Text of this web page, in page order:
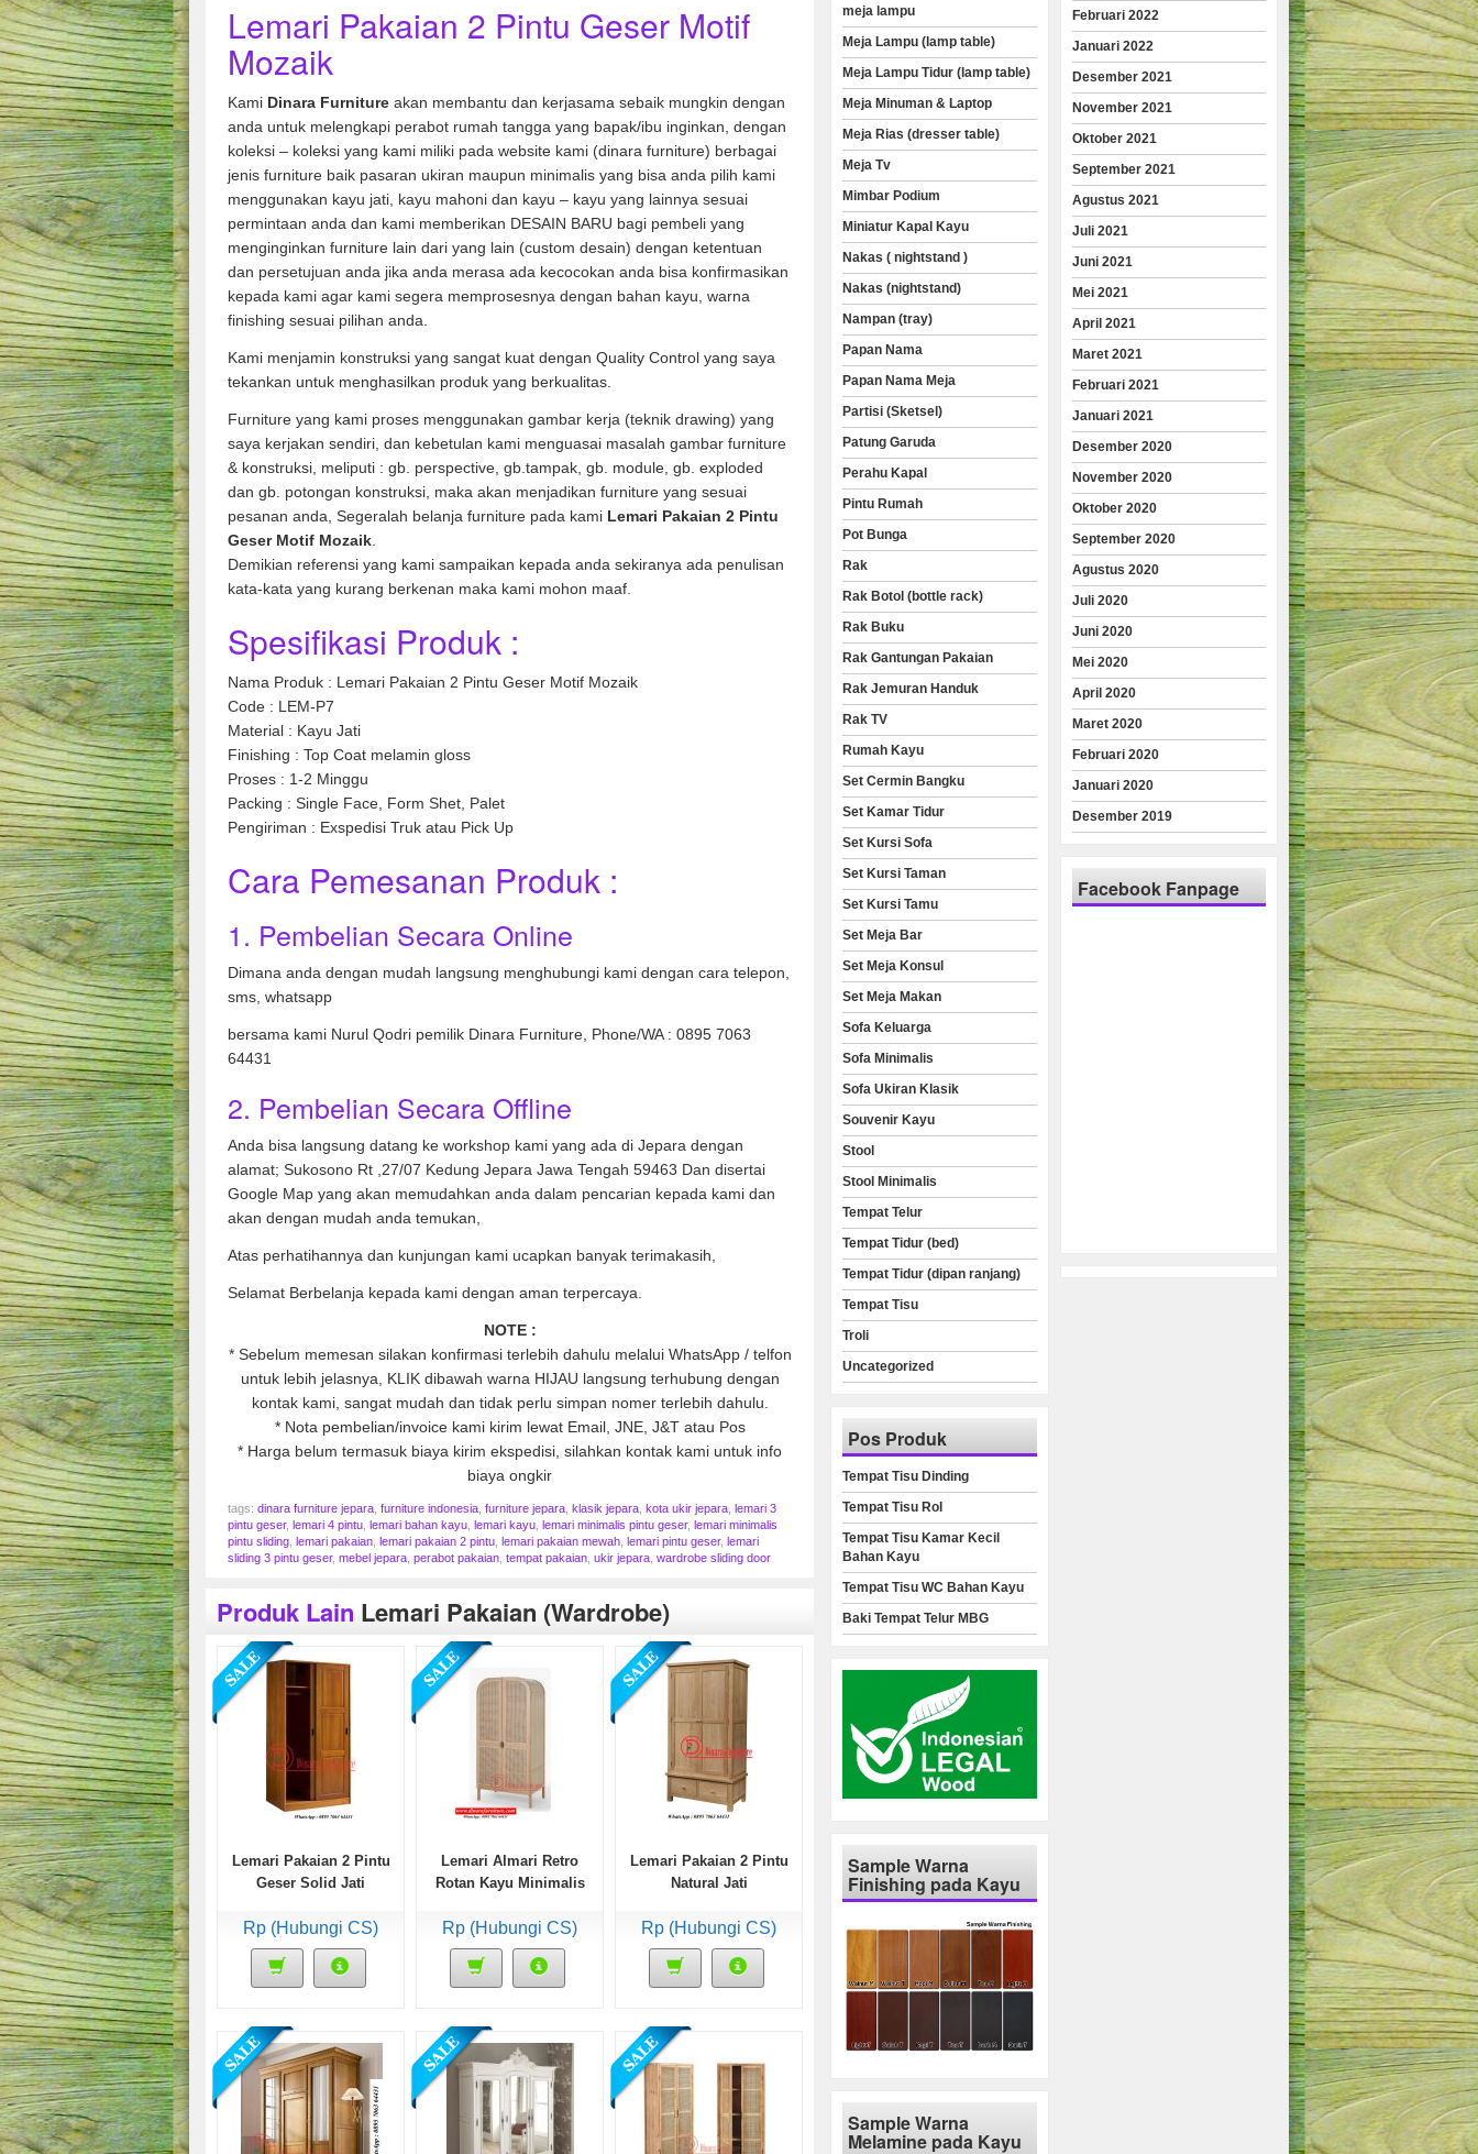
Lemari Pakaian 2 Pintu Geser Motif
Mozaik
Kami Dinara Furniture akan membantu dan kerjasama sebaik mungkin dengan
anda untuk melengkapi perabot rumah tangga yang bapak/ibu inginkan, dengan
koleksi – koleksi yang kami miliki pada website kami (dinara furniture) berbagai
jenis furniture baik pasaran ukiran maupun minimalis yang bisa anda pilih kami
menggunakan kayu jati, kayu mahoni dan kayu – kayu yang lainnya sesuai
permintaan anda dan kami memberikan DESAIN BARU bagi pembeli yang
menginginkan furniture lain dari yang lain (custom desain) dengan ketentuan
dan persetujuan anda jika anda merasa ada kecocokan anda bisa konfirmasikan
kepada kami agar kami segera memprosesnya dengan bahan kayu, warna
finishing sesuai pilihan anda.
Kami menjamin konstruksi yang sangat kuat dengan Quality Control yang saya
tekankan untuk menghasilkan produk yang berkualitas.
Furniture yang kami proses menggunakan gambar kerja (teknik drawing) yang
saya kerjakan sendiri, dan kebetulan kami menguasai masalah gambar furniture
& konstruksi, meliputi : gb. perspective, gb.tampak, gb. module, gb. exploded
dan gb. potongan konstruksi, maka akan menjadikan furniture yang sesuai
pesanan anda, Segeralah belanja furniture pada kami Lemari Pakaian 2 Pintu
Geser Motif Mozaik.
Demikian referensi yang kami sampaikan kepada anda sekiranya ada penulisan
kata-kata yang kurang berkenan maka kami mohon maaf.
Spesifikasi Produk :
Nama Produk : Lemari Pakaian 2 Pintu Geser Motif Mozaik
Code : LEM-P7
Material : Kayu Jati
Finishing : Top Coat melamin gloss
Proses : 1-2 Minggu
Packing : Single Face, Form Shet, Palet
Pengiriman : Exspedisi Truk atau Pick Up
Cara Pemesanan Produk :
1. Pembelian Secara Online
Dimana anda dengan mudah langsung menghubungi kami dengan cara telepon,
sms, whatsapp
bersama kami Nurul Qodri pemilik Dinara Furniture, Phone/WA : 0895 7063
64431
2. Pembelian Secara Offline
Anda bisa langsung datang ke workshop kami yang ada di Jepara dengan
alamat; Sukosono Rt ,27/07 Kedung Jepara Jawa Tengah 59463 Dan disertai
Google Map yang akan memudahkan anda dalam pencarian kepada kami dan
akan dengan mudah anda temukan,
Atas perhatihannya dan kunjungan kami ucapkan banyak terimakasih,
Selamat Berbelanja kepada kami dengan aman terpercaya.
NOTE :
* Sebelum memesan silakan konfirmasi terlebih dahulu melalui WhatsApp / telfon
untuk lebih jelasnya, KLIK dibawah warna HIJAU langsung terhubung dengan
kontak kami, sangat mudah dan tidak perlu simpan nomer terlebih dahulu.
* Nota pembelian/invoice kami kirim lewat Email, JNE, J&T atau Pos
* Harga belum termasuk biaya kirim ekspedisi, silahkan kontak kami untuk info
biaya ongkir
tags: dinara furniture jepara, furniture indonesia, furniture jepara, klasik jepara, kota ukir jepara, lemari 3
pintu geser, lemari 4 pintu, lemari bahan kayu, lemari kayu, lemari minimalis pintu geser, lemari minimalis
pintu sliding, lemari pakaian, lemari pakaian 2 pintu, lemari pakaian mewah, lemari pintu geser, lemari
sliding 3 pintu geser, mebel jepara, perabot pakaian, tempat pakaian, ukir jepara, wardrobe sliding door
Produk Lain Lemari Pakaian (wardrobe)
Lemari Pakaian 2 Pintu
Geser Solid Jati
Rp (Hubungi CS)
Lemari Almari Retro
Rotan Kayu Minimalis
Rp (Hubungi CS)
Lemari Pakaian 2 Pintu
Natural Jati
Rp (Hubungi CS)
meja lampu
Meja Lampu (lamp table)
Meja Lampu Tidur (lamp table)
Meja Minuman & Laptop
Meja Rias (dresser table)
Meja Tv
Mimbar Podium
Miniatur Kapal Kayu
Nakas ( nightstand )
Nakas (nightstand)
Nampan (tray)
Papan Nama
Papan Nama Meja
Partisi (Sketsel)
Patung Garuda
Perahu Kapal
Pintu Rumah
Pot Bunga
Rak
Rak Botol (bottle rack)
Rak Buku
Rak Gantungan Pakaian
Rak Jemuran Handuk
Rak TV
Rumah Kayu
Set Cermin Bangku
Set Kamar Tidur
Set Kursi Sofa
Set Kursi Taman
Set Kursi Tamu
Set Meja Bar
Set Meja Konsul
Set Meja Makan
Sofa Keluarga
Sofa Minimalis
Sofa Ukiran Klasik
Souvenir Kayu
Stool
Stool Minimalis
Tempat Telur
Tempat Tidur (bed)
Tempat Tidur (dipan ranjang)
Tempat Tisu
Troli
Uncategorized
Pos Produk
Tempat Tisu Dinding
Tempat Tisu Rol
Tempat Tisu Kamar Kecil
Bahan Kayu
Tempat Tisu WC Bahan Kayu
Baki Tempat Telur MBG
Sample Warna
Finishing pada Kayu
Sample Warna
Melamine pada Kayu
Februari 2022
Januari 2022
Desember 2021
November 2021
Oktober 2021
September 2021
Agustus 2021
Juli 2021
Juni 2021
Mei 2021
April 2021
Maret 2021
Februari 2021
Januari 2021
Desember 2020
November 2020
Oktober 2020
September 2020
Agustus 2020
Juli 2020
Juni 2020
Mei 2020
April 2020
Maret 2020
Februari 2020
Januari 2020
Desember 2019
Facebook Fanpage